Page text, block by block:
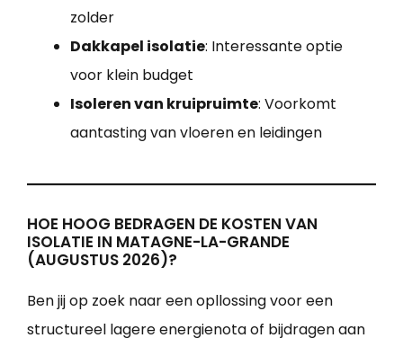
zolder
Dakkapel isolatie: Interessante optie
voor klein budget
Isoleren van kruipruimte: Voorkomt
aantasting van vloeren en leidingen
HOE HOOG BEDRAGEN DE KOSTEN VAN
ISOLATIE IN MATAGNE-LA-GRANDE
(AUGUSTUS 2026)?
Ben jij op zoek naar een opllossing voor een
structureel lagere energienota of bijdragen aan